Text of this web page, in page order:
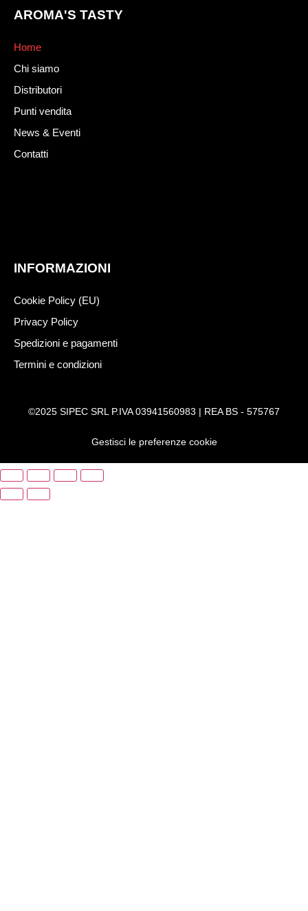
AROMA'S TASTY
Home
Chi siamo
Distributori
Punti vendita
News & Eventi
Contatti
INFORMAZIONI
Cookie Policy (EU)
Privacy Policy
Spedizioni e pagamenti
Termini e condizioni
©2025 SIPEC SRL P.IVA 03941560983 | REA BS - 575767
Gestisci le preferenze cookie